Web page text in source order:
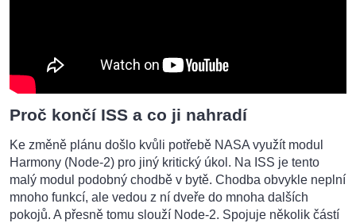
Proč končí ISS a co ji nahradí
Ke změně plánu došlo kvůli potřebě NASA využít modul
Harmony (Node-2) pro jiný kritický úkol. Na ISS je tento
malý modul podobný chodbě v bytě. Chodba obvykle neplní
mnoho funkcí, ale vedou z ní dveře do mnoha dalších
pokojů. A přesně tomu slouží Node-2. Spojuje několik částí